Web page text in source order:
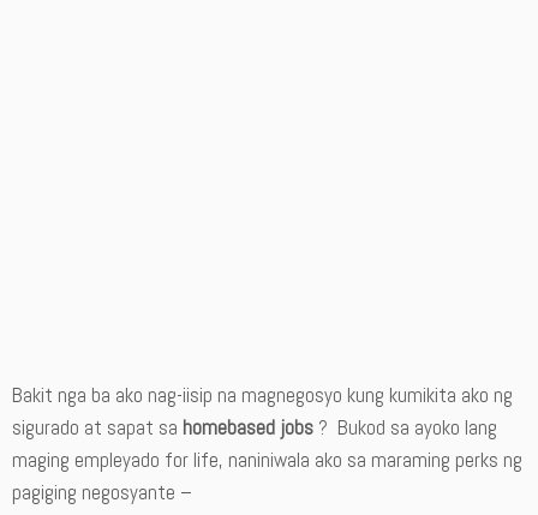
Bakit nga ba ako nag-iisip na magnegosyo kung kumikita ako ng
sigurado at sapat sa homebased jobs ? Bukod sa ayoko lang
maging empleyado for life, naniniwala ako sa maraming perks ng
pagiging negosyante –